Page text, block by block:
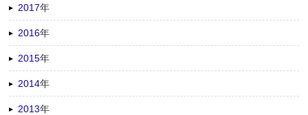
2017年
2016年
2015年
2014年
2013年